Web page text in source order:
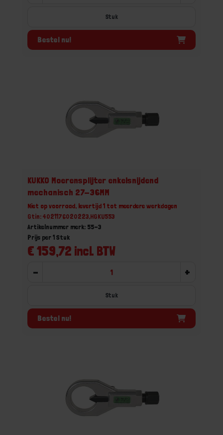
Stuk
Bestel nu!
KUKKO Moerensplijter enkelsnijdend
mechanisch 27-36MM
Niet op voorraad, levertijd 1 tot meerdere werkdagen
Gtin: 4021176020223,HGKU553
Artikelnummer merk: 55-3
€ 159,72 incl. BTW
Prijs per 1 Stuk
- +
Stuk
Bestel nu!